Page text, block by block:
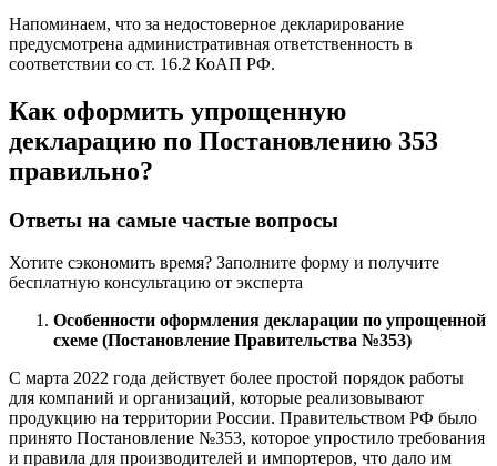
Напоминаем, что за недостоверное декларирование
предусмотрена административная ответственность в
соответствии со ст. 16.2 КоАП РФ.
Как оформить упрощенную
декларацию по Постановлению 353
правильно?
Ответы на самые частые вопросы
Хотите сэкономить время? Заполните форму и получите
бесплатную консультацию от эксперта
Особенности оформления декларации по упрощенной
схеме (Постановление Правительства №353)
С марта 2022 года действует более простой порядок работы
для компаний и организаций, которые реализовывают
продукцию на территории России. Правительством РФ было
принято Постановление №353, которое упростило требования
и правила для производителей и импортеров, что дало им